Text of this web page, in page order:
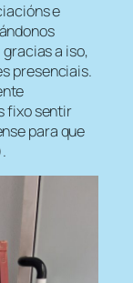
e
a iso,
presenciais.
fixo sentir
para que